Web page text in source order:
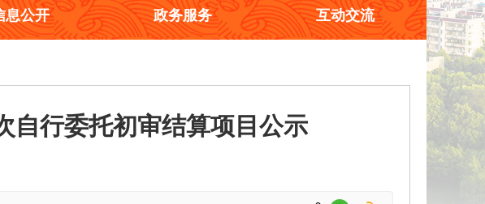
息公开 政务服务 互动交流
自行委托初审结算项目公示